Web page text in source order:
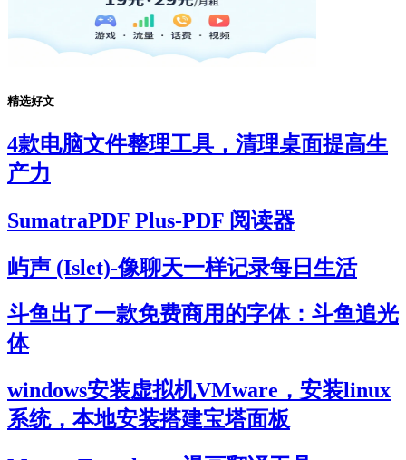
精选好文
4款电脑文件整理工具，清理桌面提高生
产力
SumatraPDF Plus-PDF 阅读器
屿声 (Islet)-像聊天一样记录每日生活
斗鱼出了一款免费商用的字体：斗鱼追光
体
windows安装虚拟机VMware，安装linux
系统，本地安装搭建宝塔面板